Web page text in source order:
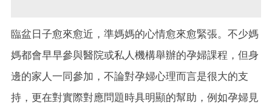
臨盆日子愈來愈近，準媽媽的心情愈來愈緊張。不少媽
媽都會早早參與醫院或私人機構舉辦的孕婦課程，但身
邊的家人一同參加，不論對孕婦心理而言是很大的支
持，更在對實際對應問題時具明顯的幫助，例如孕婦見